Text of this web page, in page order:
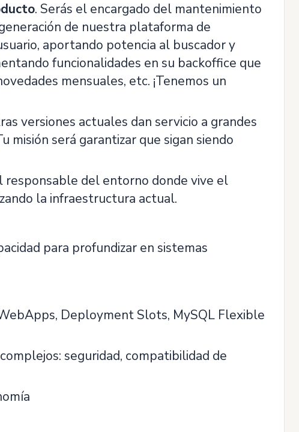
. Serás el encargado del mantenimiento
de nuestra plataforma de
aportando potencia al buscador y
funcionalidades en su backoffice que
mensuales, etc. ¡Tenemos un
versiones actuales dan servicio a grandes
misión será garantizar que sigan siendo
responsable del entorno donde vive el
la infraestructura actual.
para profundizar en sistemas
Deployment Slots, MySQL Flexible
seguridad, compatibilidad de